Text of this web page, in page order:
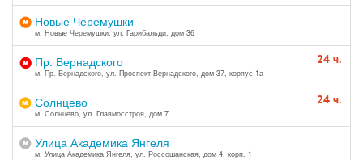
Новые Черемушки
м. Новые Черемушки, ул. Гарибальди, дом 36
Пр. Вернадского
м. Пр. Вернадского, ул. Проспект Вернадского, дом 37, корпус 1а
24 ч.
Солнцево
м. Солнцево, ул. Главмосстроя, дом 7
24 ч.
Улица Академика Янгеля
м. Улица Академика Янгеля, ул. Россошанская, дом 4, корп. 1